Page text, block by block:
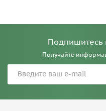
Подпишитесь
Получайте